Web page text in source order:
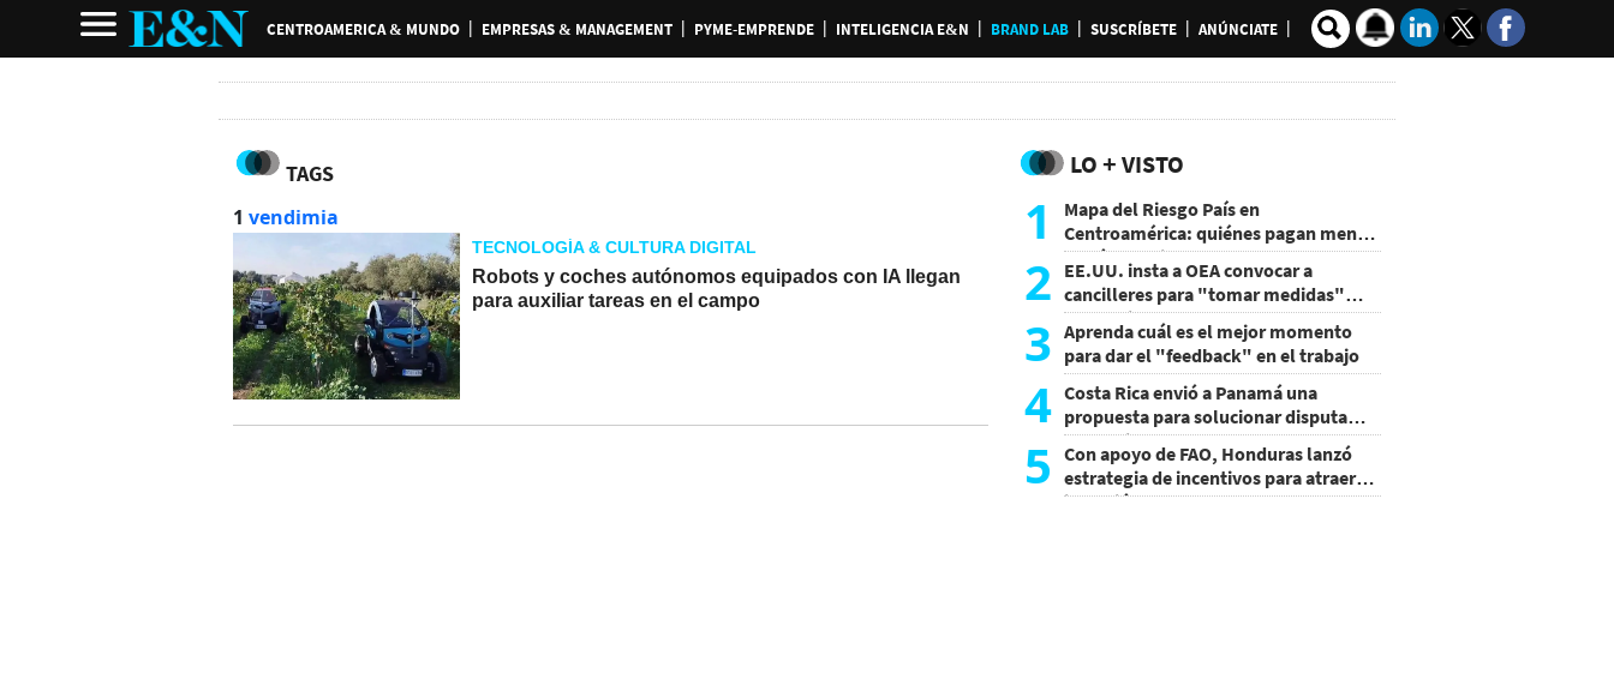
CENTROAMERICA & MUNDO EMPRESAS & MANAGEMENT PYME-EMPRENDE INTELIGENCIA E&N BRAND LAB SUSCRÍBETE ANÚNCIATE
TAGS
1 vendimia
TECNOLOGÍA & CULTURA DIGITAL
Robots y coches autónomos equipados con IA llegan
para auxiliar tareas en el campo
LO + VISTO
1
Mapa del Riesgo País en
Centroamérica: quiénes pagan menos
y cuáles mejoraron
2 EE.UU. insta a OEA convocar a
cancilleres para "tomar medidas"
sobre Nicaragua
3 Aprenda cuál es el mejor momento
para dar el "feedback" en el trabajo
4 Costa Rica envió a Panamá una
propuesta para solucionar disputa
comercial
5
Con apoyo de FAO, Honduras lanzó
estrategia de incentivos para atraer
inversión al agro